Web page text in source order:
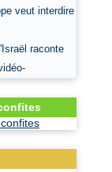
veut interdire
raconte